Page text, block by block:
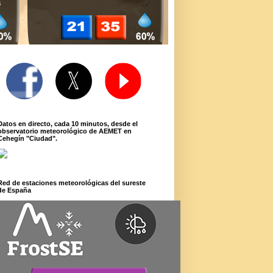
en directo, cada 10 minutos, desde el
meteorológico de AEMET en
"Ciudad".
de estaciones meteorológicas del sureste
España